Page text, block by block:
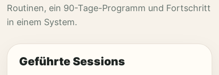
Routinen, ein 90-Tage-Programm und Fortschritt
in einem System.
Geführte Sessions